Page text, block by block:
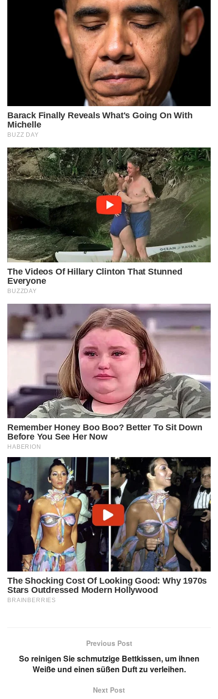
Previous Post
So reinigen Sie schmutzige Bettkissen, um ihnen
Weiße und einen süßen Duft zu verleihen.
Next Post